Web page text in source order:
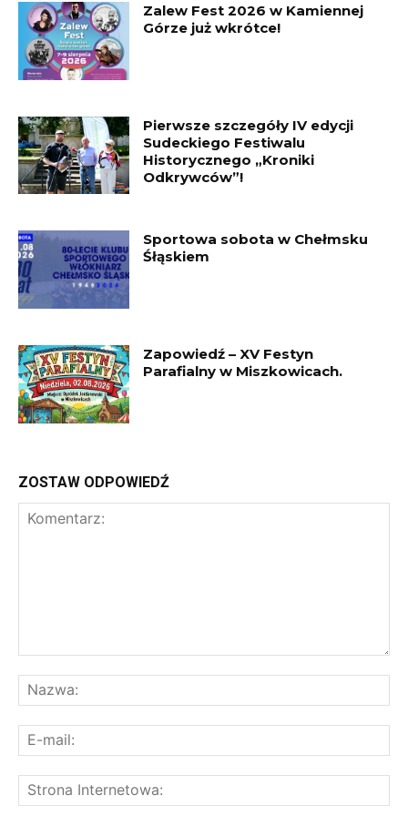
Zalew Fest 2026 w Kamiennej
Górze już wkrótce!
Pierwsze szczegóły IV edycji
Sudeckiego Festiwalu
Historycznego „Kroniki
Odkrywców”!
Sportowa sobota w Chełmsku
Śłąskiem
Zapowiedź – XV Festyn
Parafialny w Miszkowicach.
ZOSTAW ODPOWIEDŹ